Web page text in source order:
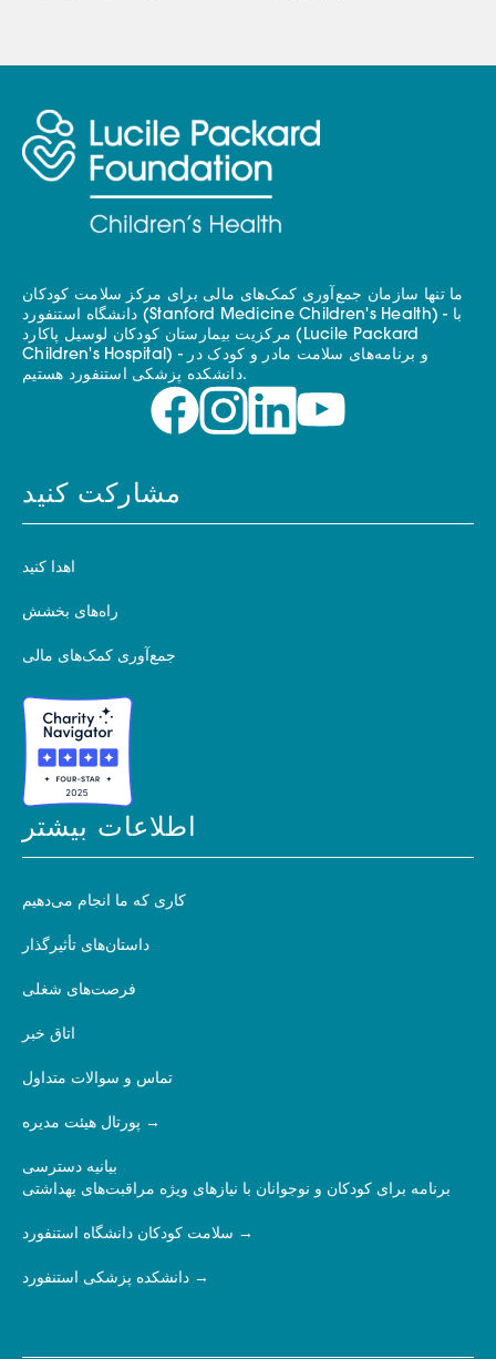
ما تنها سازمان جمع‌آوری کمک‌های مالی برای مرکز سلامت کودکان
دانشگاه استنفورد (Stanford Medicine Children's Health) - با
مرکزیت بیمارستان کودکان لوسیل پاکارد (Lucile Packard
Children's Hospital) - و برنامه‌های سلامت مادر و کودک در
دانشکده پزشکی استنفورد هستیم.
مشارکت کنید
اهدا کنید
راه‌های بخشش
جمع‌آوری کمک‌های مالی
اطلاعات بیشتر
کاری که ما انجام می‌دهیم
داستان‌های تأثیرگذار
فرصت‌های شغلی
اتاق خبر
تماس و سوالات متداول
پورتال هیئت مدیره
بیانیه دسترسی
برنامه برای کودکان و نوجوانان با نیازهای ویژه مراقبت‌های بهداشتی
سلامت کودکان دانشگاه استنفورد
دانشکده پزشکی استنفورد